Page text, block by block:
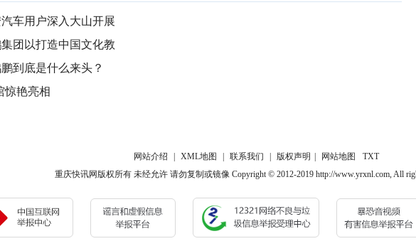
车用户深入大山开展
团以打造中国文化教
到底是什么来头？
惊艳亮相
网站介绍 XML地图 联系我们 版权声明 网站地图
TXT
重庆快讯网版权所有 未经允许 请勿复制或镜像 Copyright © 2012-2019 http://www.yrxnl.com, All